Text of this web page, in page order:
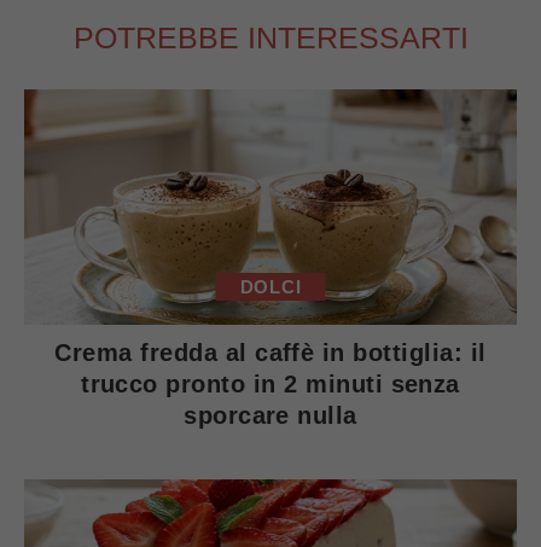
POTREBBE INTERESSARTI
DOLCI
Crema fredda al caffè in bottiglia: il
trucco pronto in 2 minuti senza
sporcare nulla